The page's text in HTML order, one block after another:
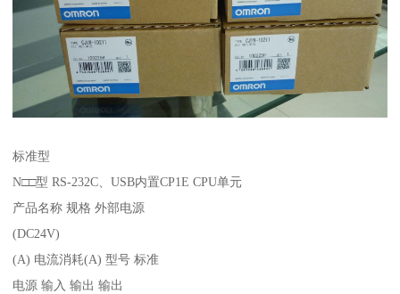
标准型
N□□型 RS-232C、USB内置CP1E CPU单元
产品名称 规格 外部电源
(DC24V)
(A) 电流消耗(A) 型号 标准
电源 输入 输出 输出